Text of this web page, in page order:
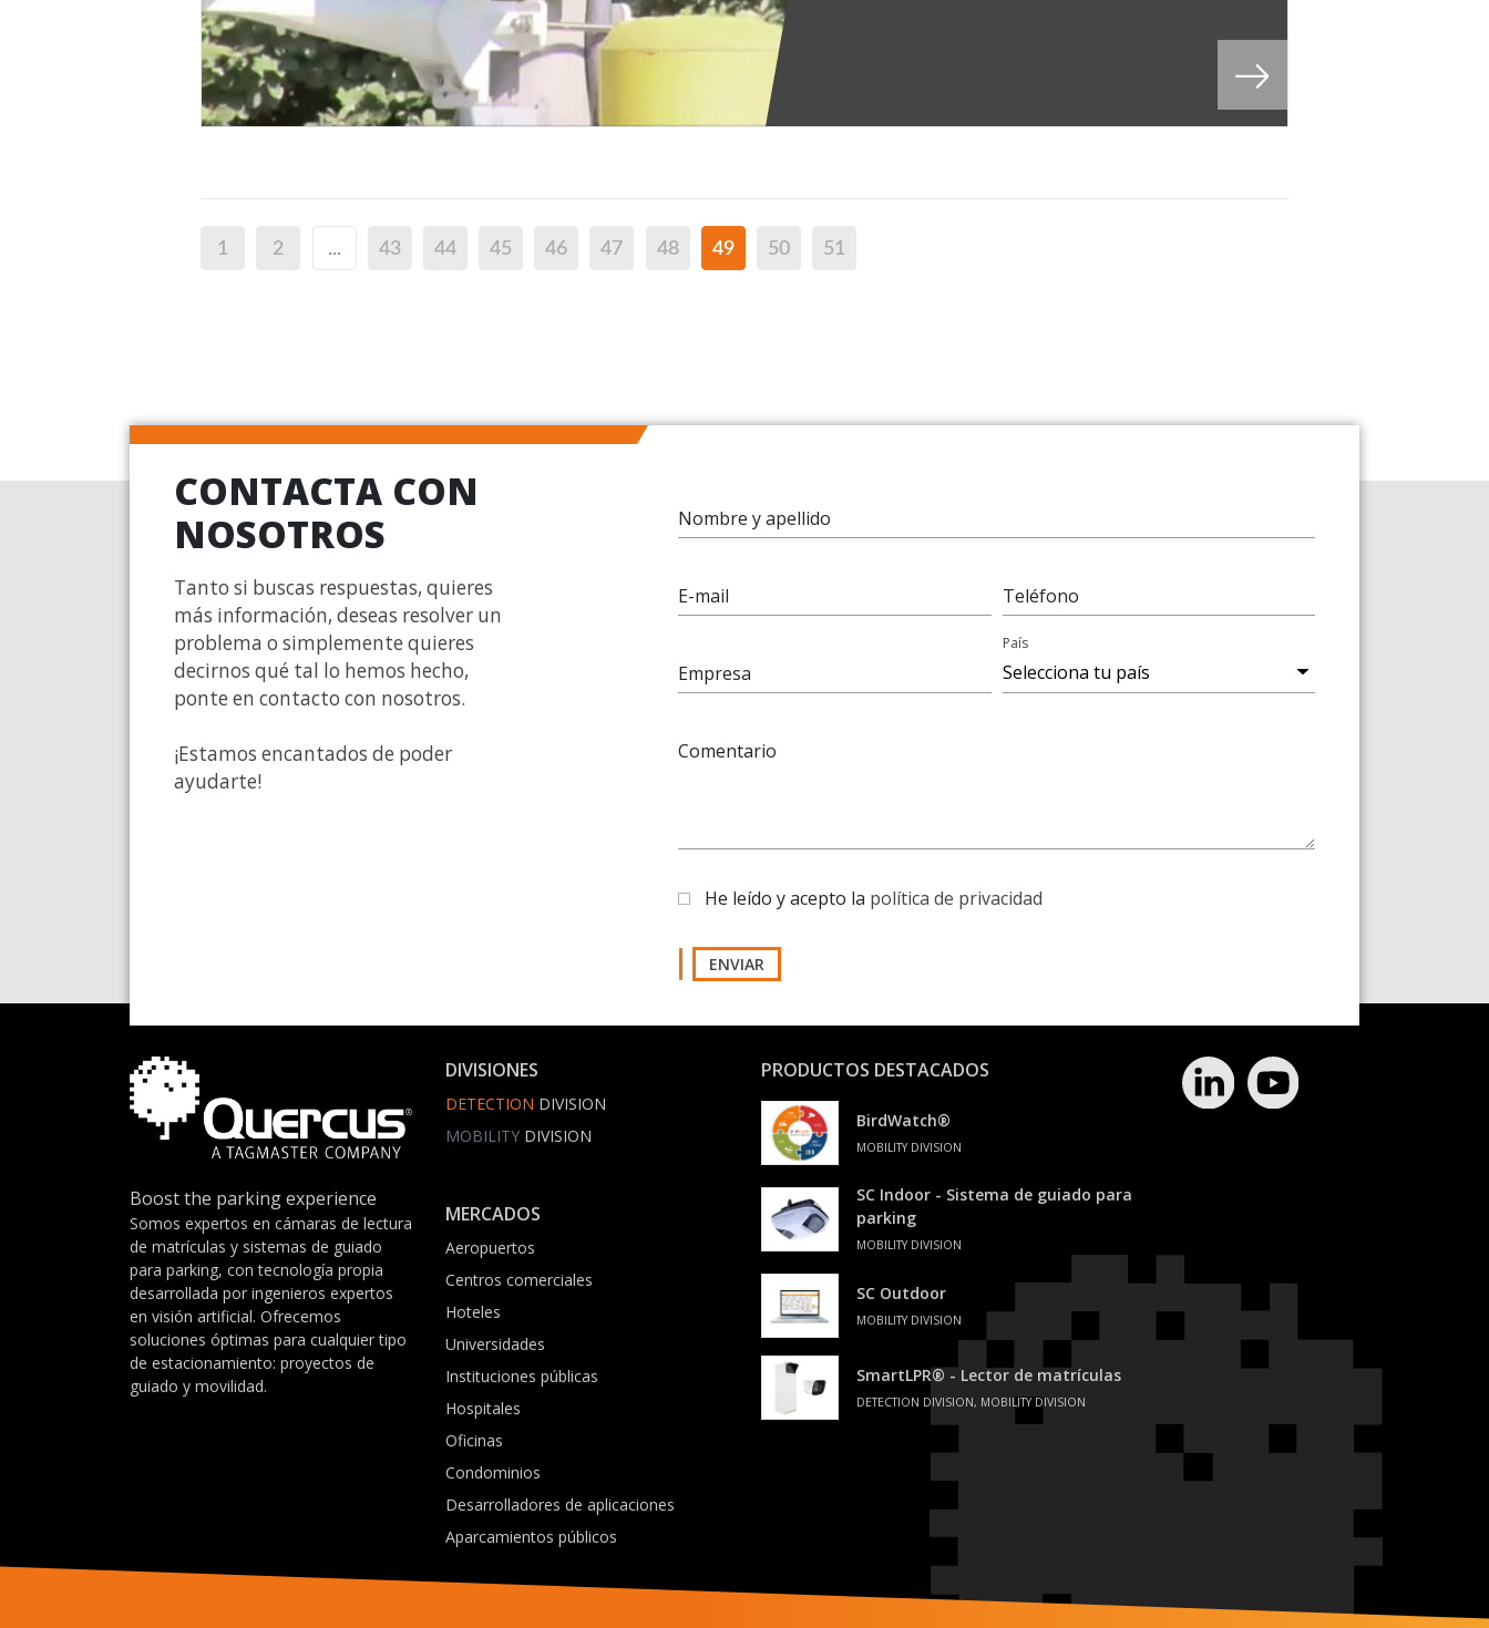
1 2 ... 43 44 45 46 47 48 49 50 51
CONTACTA CON
NOSOTROS
Tanto si buscas respuestas, quieres
más información, deseas resolver un
problema o simplemente quieres
decirnos qué tal lo hemos hecho,
ponte en contacto con nosotros.
¡Estamos encantados de poder
ayudarte!
Nombre y apellido
E-mail Teléfono
Empresa
País
Comentario
He leído y acepto la política de privacidad
ENVIAR
Boost the parking experience
Somos expertos en cámaras de lectura
de matrículas y sistemas de guiado
para parking, con tecnología propia
desarrollada por ingenieros expertos
en visión artificial. Ofrecemos
soluciones óptimas para cualquier tipo
de estacionamiento: proyectos de
guiado y movilidad.
DIVISIONES
DETECTION DIVISION
MOBILITY DIVISION
MERCADOS
Aeropuertos
Centros comerciales
Hoteles
Universidades
Instituciones públicas
Hospitales
Oficinas
Condominios
Desarrolladores de aplicaciones
Aparcamientos públicos
PRODUCTOS DESTACADOS
BirdWatch®
MOBILITY DIVISION
SC Indoor - Sistema de guiado para
parking
MOBILITY DIVISION
SC Outdoor
MOBILITY DIVISION
SmartLPR® - Lector de matrículas
DETECTION DIVISION, MOBILITY DIVISION